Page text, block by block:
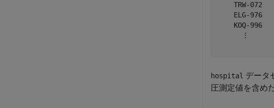
TRW-072
ELG-976
KOQ-996
      ⋮
hospital データ
圧測定値を含め